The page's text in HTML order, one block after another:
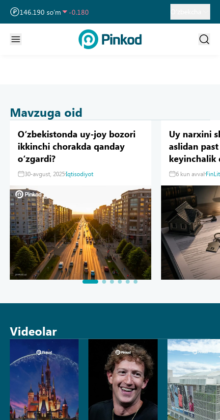
146.190 so‘m
-0.180
11 915.640 so‘m
28.920
Mavzuga oid
Oʻzbekistonda uy-joy bozori
ikkinchi chorakda qanday
oʻzgardi?
30-avgust, 2025Iqtisodiyot
Uy narxini
aslidan
keyinchalik
tushishi
6 kun avval FinLit
Videolar